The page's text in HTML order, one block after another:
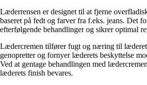
Læderrensen er designet til at fjerne
baseret på fedt og farver fra f.eks. jeans. Det
efterfølgende behandlinger og sikrer optimal
Lædercremen tilfører fugt og næring til læderet
genopretter og fornyer læderets beskyttelse
Ved at gentage behandlingen med
læderets finish bevares.